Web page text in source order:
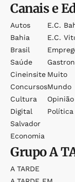
Canais e
Autos
Bahia
Brasil
Saúde
Cineinsite
Concursos
Cultura
Digital
Salvador
Economia
E.c.
E.c.
Muito
Mundo
Opinião
Política
GrupoA
A TARDE